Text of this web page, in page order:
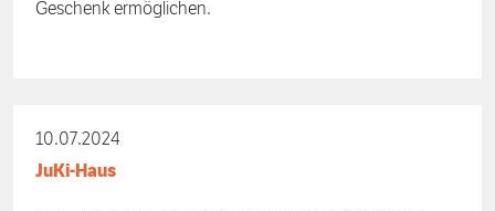
Geschenk ermöglichen.
10.07.2024
JuKi-Haus